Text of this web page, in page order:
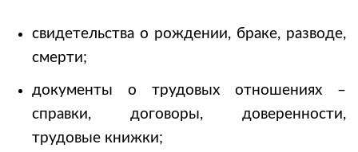
свидетельства о рождении, браке, разводе,
смерти;
документы о трудовых отношениях –
справки, договоры, доверенности,
трудовые книжки;